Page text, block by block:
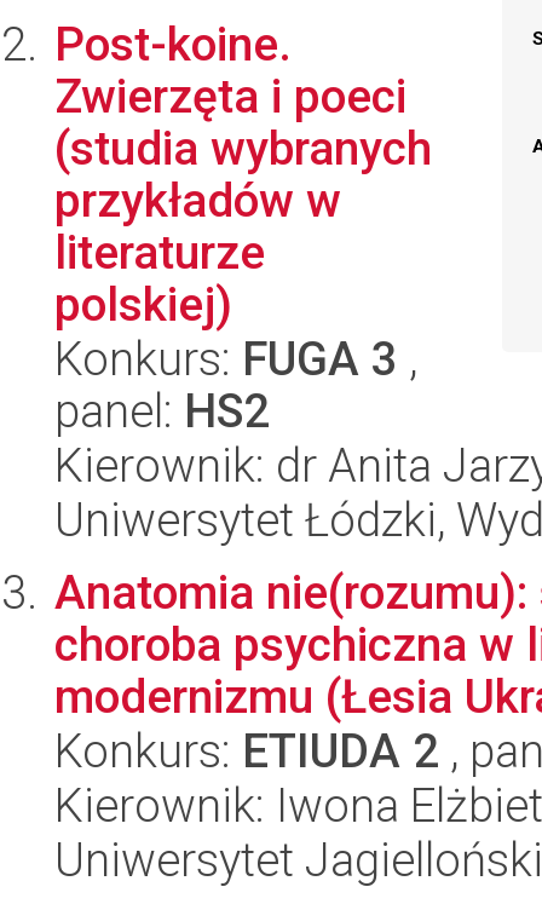
Post-koine.
Zwierzęta i poeci
(studia wybranych
przykładów w
literaturze
polskiej)
Konkurs: FUGA 3 ,
panel: HS2
Kierownik: dr Anita
Uniwersytet Łódzki,
Anatomia
choroba psychiczna w
modernizmu (Łesia
Konkurs: ETIUDA 2 ,
Kierownik: Iwona
Uniwersytet